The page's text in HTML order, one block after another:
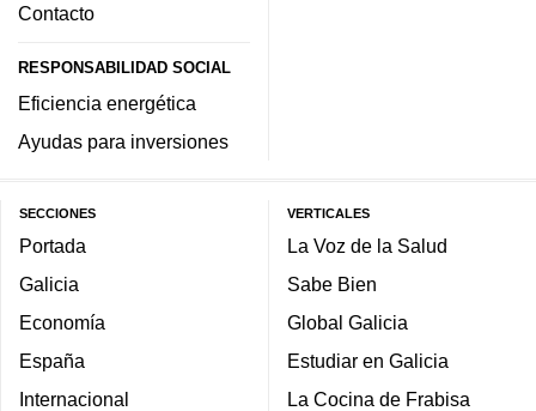
Contacto
RESPONSABILIDAD SOCIAL
Eficiencia energética
Ayudas para inversiones
SECCIONES
Portada
Galicia
Economía
España
Internacional
VERTICALES
La Voz de la Salud
Sabe Bien
Global Galicia
Estudiar en Galicia
La Cocina de Frabisa